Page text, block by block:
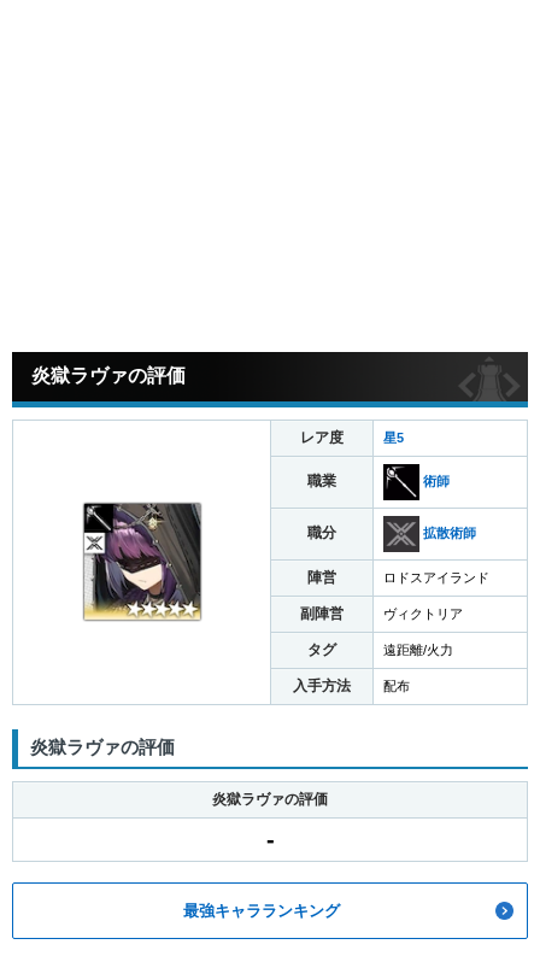
炎獄ラヴァの評価
レア度 星5
職業 術師
職分 拡散術師
陣営 ロドスアイランド
副陣営 ヴィクトリア
タグ 遠距離/火力
入手方法 配布
炎獄ラヴァの評価
炎獄ラヴァの評価
-
最強キャラランキング